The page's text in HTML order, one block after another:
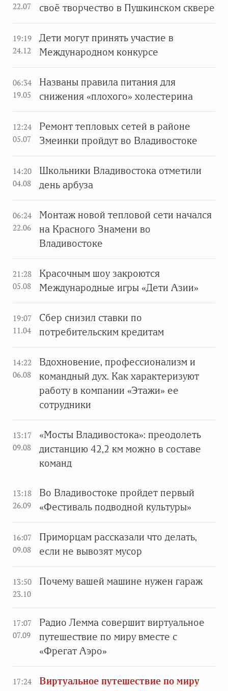
22.07
своё творчество в Пушкинском сквере
19:19
24.12
Дети могут принять участие в
Международном конкурсе
06:34
19.05
Названы правила питания для
снижения «плохого» холестерина
12:24
05.07
Ремонт тепловых сетей в районе
Змеинки пройдут во Владивостоке
14:20
04.08
Школьники Владивостока отметили
день арбуза
06:24
22.06
Монтаж новой тепловой сети начался
на Красного Знамени во
Владивостоке
21:28
05.08
Красочным шоу закроются
Международные игры «Дети Азии»
19:07
11.04
Сбер снизил ставки по
потребительским кредитам
14:22
06.08
Вдохновение, профессионализм и
командный дух. Как характеризуют
работу в компании «Этажи» ее
сотрудники
13:17
09.08
«Мосты Владивостока»: преодолеть
дистанцию 42,2 км можно в составе
команд
13:18
26.09
Во Владивостоке пройдет первый
«Фестиваль подводной культуры»
16:07
09.08
Приморцам рассказали что делать,
если не вывозят мусор
13:50
23.10
Почему вашей машине нужен гараж
17:07
07.09
Радио Лемма совершит виртуальное
путешествие по миру вместе с
«Фрегат Аэро»
17:24
Виртуальное путешествие по миру